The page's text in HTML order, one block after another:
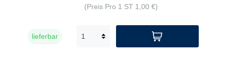
(Preis Pro 1 ST 1,00 €)
lieferbar